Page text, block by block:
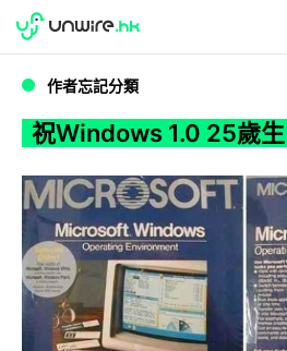
祝Windows 1.0 25歲
WWDC 2026
作者忘記分類
祝Windows 1.0 25歲生